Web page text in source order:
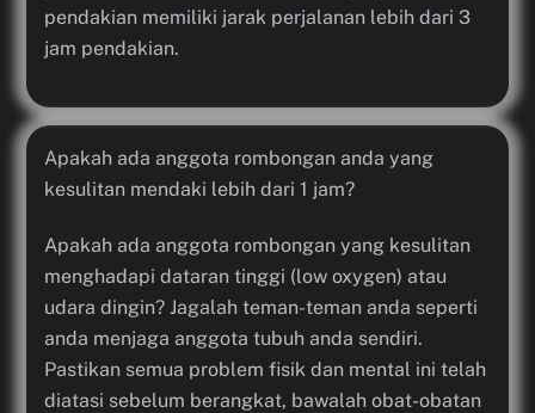
pendakian memiliki jarak perjalanan lebih dari 3
jam pendakian.
Apakah ada anggota rombongan anda yang
kesulitan mendaki lebih dari 1 jam?
Apakah ada anggota rombongan yang kesulitan
menghadapi dataran tinggi (low oxygen) atau
udara dingin? Jagalah teman-teman anda seperti
anda menjaga anggota tubuh anda sendiri.
Pastikan semua problem fisik dan mental ini telah
diatasi sebelum berangkat, bawalah obat-obatan